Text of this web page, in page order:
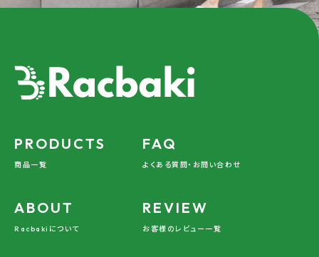
PRODUCTS
商品一覧
FAQ
よくある質問・お問い合わせ
ABOUT
Racbakiについて
REVIEW
お客様のレビュー一覧